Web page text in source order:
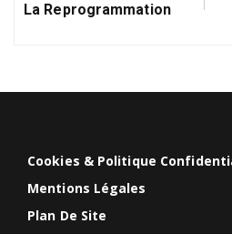
La Reprogrammation
Cookies & Politique
Mentions Légales
Plan De Site